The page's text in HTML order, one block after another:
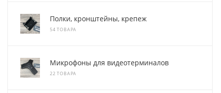
Полки, кронштейны, крепеж
54 ТОВАРА
Микрофоны для видеотерминалов
22 ТОВАРА